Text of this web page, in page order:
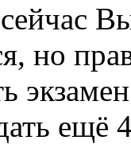
но
ещё